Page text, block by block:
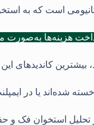
است که
هزینه‌ها
بیشترین کاندیدهای
شده‌اند یا در
از تحلیل استخوان